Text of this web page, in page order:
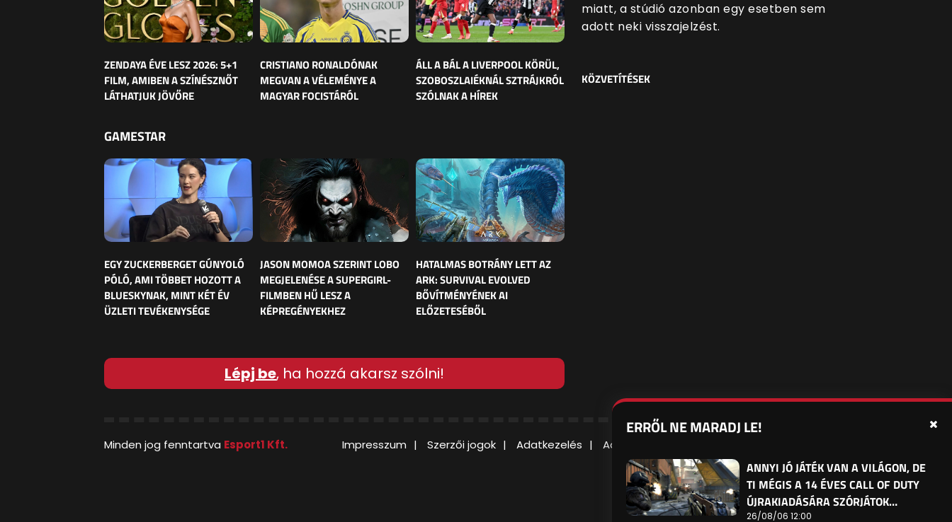
ZENDAYA ÉVE LESZ 2026: 5+1
FILM, AMIBEN A SZÍNÉSZNŐT
LÁTHATJUK JÖVŐRE
CRISTIANO RONALDÓNAK
MEGVAN A VÉLEMÉNYE A
MAGYAR FOCISTÁRÓL
ÁLL A BÁL A LIVERPOOL KÖRÜL,
SZOBOSZLAIÉKNÁL SZTRÁJKRÓL
SZÓLNAK A HÍREK
GAMESTAR
EGY ZUCKERBERGET GÚNYOLÓ
PÓLÓ, AMI TÖBBET HOZOTT A
BLUESKYNAK, MINT KÉT ÉV
ÜZLETI TEVÉKENYSÉGE
JASON MOMOA SZERINT LOBO
MEGJELENÉSE A SUPERGIRL-
FILMBEN HŰ LESZ A
KÉPREGÉNYEKHEZ
HATALMAS BOTRÁNY LETT AZ
ARK: SURVIVAL EVOLVED
BŐVÍTMÉNYÉNEK AI
ELŐZETESÉBŐL
Lépj be, ha hozzá akarsz szólni!
miatt, a stúdió azonban egy esetben sem
adott neki visszajelzést.
KÖZVETÍTÉSEK
Minden jog fenntartva Esport1 Kft. Impresszum Szerzői jogok Adatkezelés Adatvédelmi beállítások
Felhasználási Feltételek
ERRŐL NE MARADJ LE!
ANNYI JÓ JÁTÉK VAN A VILÁGON, DE
TI MÉGIS A 14 ÉVES CALL OF DUTY
ÚJRAKIADÁSÁRA SZÓRJÁTOK…
26/08/06 12:00